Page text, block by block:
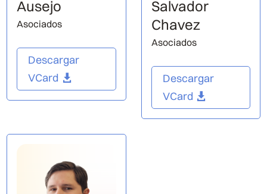
Ausejo
Asociados
Descargar
VCard
Salvador
Chavez
Asociados
Descargar
VCard